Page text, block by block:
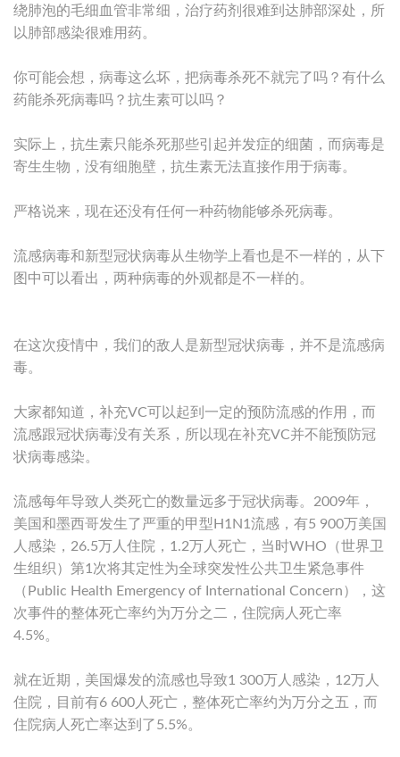
绕肺泡的毛细血管非常细，治疗药剂很难到达肺部深处，所
以肺部感染很难用药。
你可能会想，病毒这么坏，把病毒杀死不就完了吗？有什么
药能杀死病毒吗？抗生素可以吗？
实际上，抗生素只能杀死那些引起并发症的细菌，而病毒是
寄生生物，没有细胞壁，抗生素无法直接作用于病毒。
严格说来，现在还没有任何一种药物能够杀死病毒。
流感病毒和新型冠状病毒从生物学上看也是不一样的，从下
图中可以看出，两种病毒的外观都是不一样的。
在这次疫情中，我们的敌人是新型冠状病毒，并不是流感病
毒。
大家都知道，补充VC可以起到一定的预防流感的作用，而
流感跟冠状病毒没有关系，所以现在补充VC并不能预防冠
状病毒感染。
流感每年导致人类死亡的数量远多于冠状病毒。2009年，
美国和墨西哥发生了严重的甲型H1N1流感，有5 900万美国
人感染，26.5万人住院，1.2万人死亡，当时WHO（世界卫
生组织）第1次将其定性为全球突发性公共卫生紧急事件
（Public Health Emergency of International Concern），这
次事件的整体死亡率约为万分之二，住院病人死亡率
4.5%。
就在近期，美国爆发的流感也导致1 300万人感染，12万人
住院，目前有6 600人死亡，整体死亡率约为万分之五，而
住院病人死亡率达到了5.5%。